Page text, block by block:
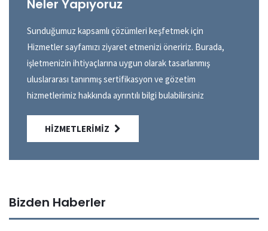
Neler Yapıyoruz
Sunduğumuz kapsamlı çözümleri keşfetmek için
Hizmetler sayfamızı ziyaret etmenizi öneririz. Burada,
işletmenizin ihtiyaçlarına uygun olarak tasarlanmış
uluslararası tanınmış sertifikasyon ve gözetim
hizmetlerimiz hakkında ayrıntılı bilgi bulabilirsiniz
HIZMETLERIMIZ
Bizden Haberler